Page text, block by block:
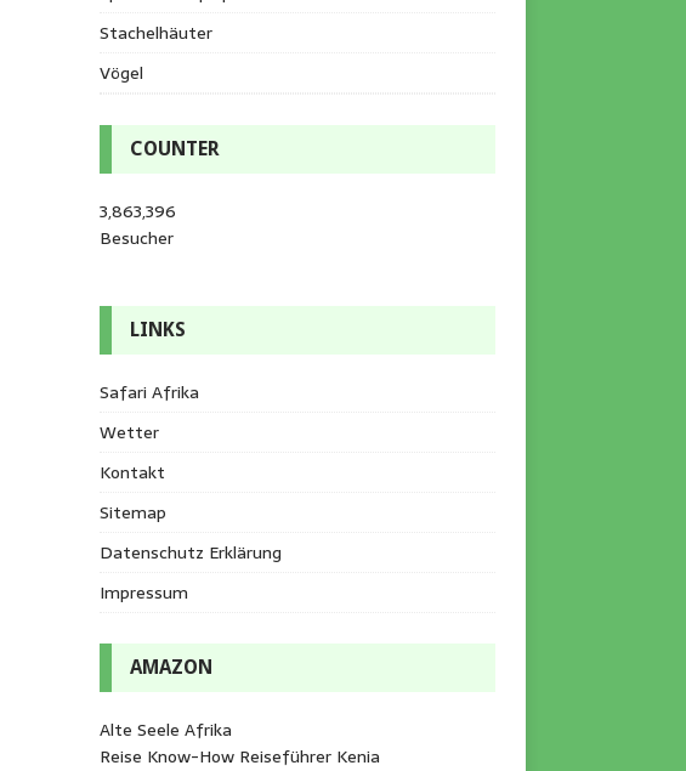
Stachelhäuter
Vögel
COUNTER
3,863,396
Besucher
LINKS
Safari Afrika
Wetter
Kontakt
Sitemap
Datenschutz Erklärung
Impressum
AMAZON
Alte Seele Afrika
Reise Know-How Reiseführer Kenia